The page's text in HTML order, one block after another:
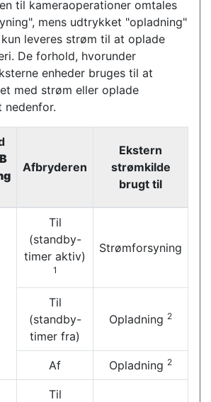
til kameraoperationer omtales
mens udtrykket "opladning"
leveres strøm til at oplade
De forhold, hvorunder
enheder bruges til at
med strøm eller oplade
nedenfor.
Afbryderen
Ekstern
strømkilde
brugt til
Til
(standby-
timer aktiv)
1
Strømforsyning
Til
(standby-
timer fra)
Opladning 2
Af Opladning 2
Til